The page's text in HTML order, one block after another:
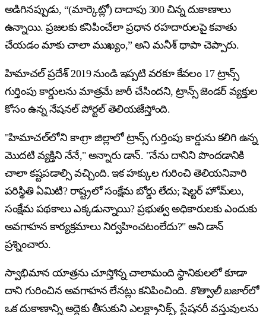
అడిగినప్పుడు, “(మార్కెట్లో) దాదాపు 300 చిన్న దుకాణాలు
ఉన్నాయి. ప్రజలకు కనిపించేలా ప్రధాన రహదారులపై కవాతు
చేయడం మాకు చాలా ముఖ్యం,” అని మనీశ్ థాపా చెప్పారు.
హిమాచల్ ప్రదేశ్ 2019 నుండి ఇప్పటి వరకూ కేవలం 17 ట్రాన్స్
గుర్తింపు కార్డులను మాత్రమే జారీ చేసిందని, ట్రాన్స్ జెండర్ వ్యక్తుల
కోసం ఉన్న నేషనల్ పోర్టల్ తెలియజేస్తోంది.
"హిమాచల్‌లోని కాఁగ్రా జిల్లాలో ట్రాన్స్ గుర్తింపు కార్డును కలిగి ఉన్న
మొదటి వ్యక్తిని నేనే," అన్నారు డాన్. "నేను దానిని పొందడానికి
చాలా కష్టపడాల్సి వచ్చింది. ఇక హక్కుల గురించి తెలియనివారి
పరిస్థితి ఏమిటి? రాష్ట్రలో సంక్షేమ బోర్డు లేదు; షెల్టర్ హోమ్‌లు,
సంక్షేమ పథకాలు ఎక్కడున్నాయి? ప్రభుత్వ అధికారులకు ఎందుకు
అవగాహన కార్యక్రమాలు నిర్వహించటంలేదు?" అని డాన్
ప్రశ్నించారు.
స్వాభిమాన యాత్రను చూస్తోన్న చాలామంది స్థానికులలో కూడా
దాని గురించిన అవగాహన లేనట్లు కనిపించింది. కొత్వాలీ బజార్‌లో
ఒక దుకాణాన్ని అద్దెకు తీసుకుని ఎలక్ట్రానిక్స్, స్టేషనరీ వస్తువులను